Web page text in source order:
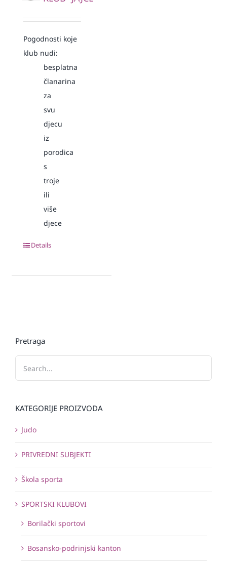
Pogodnosti koje
klub nudi:
besplatna
članarina
za
svu
djecu
iz
porodica
s
troje
ili
više
djece
Details
Pretraga
KATEGORIJE PROIZVODA
Judo
PRIVREDNI SUBJEKTI
Škola sporta
SPORTSKI KLUBOVI
Borilački sportovi
Bosansko-podrinjski kanton